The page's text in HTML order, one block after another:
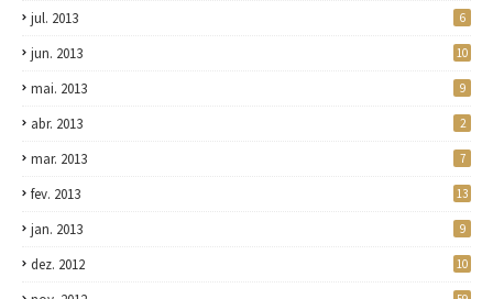
jul. 2013 6
jun. 2013 10
mai. 2013 9
abr. 2013 2
mar. 2013 7
fev. 2013 13
jan. 2013 9
dez. 2012 10